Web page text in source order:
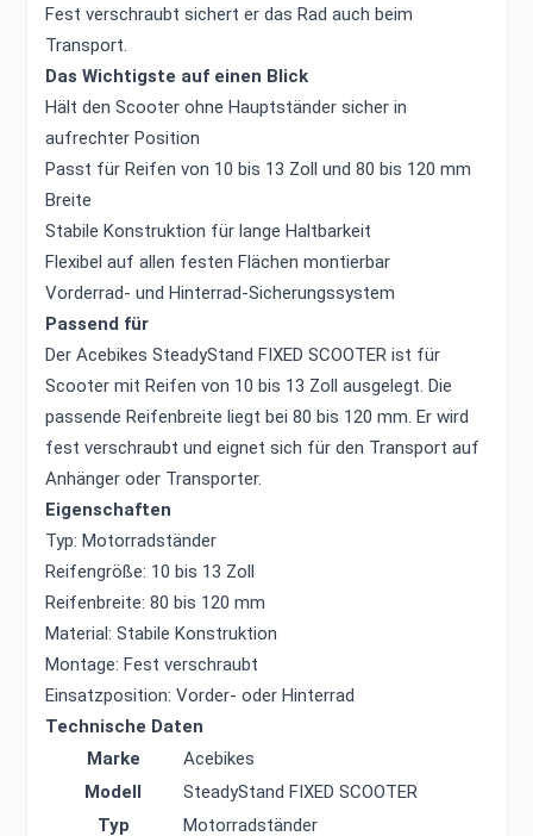
Fest verschraubt sichert er das Rad auch beim
Transport.
Das Wichtigste auf einen Blick
Hält den Scooter ohne Hauptständer sicher in
aufrechter Position
Passt für Reifen von 10 bis 13 Zoll und 80 bis 120 mm
Breite
Stabile Konstruktion für lange Haltbarkeit
Flexibel auf allen festen Flächen montierbar
Vorderrad- und Hinterrad-Sicherungssystem
Passend für
Der Acebikes SteadyStand FIXED SCOOTER ist für
Scooter mit Reifen von 10 bis 13 Zoll ausgelegt. Die
passende Reifenbreite liegt bei 80 bis 120 mm. Er wird
fest verschraubt und eignet sich für den Transport auf
Anhänger oder Transporter.
Eigenschaften
Typ: Motorradständer
Reifengröße: 10 bis 13 Zoll
Reifenbreite: 80 bis 120 mm
Material: Stabile Konstruktion
Montage: Fest verschraubt
Einsatzposition: Vorder- oder Hinterrad
Technische Daten
Marke
Acebikes
Modell
SteadyStand FIXED SCOOTER
Typ
Motorradständer